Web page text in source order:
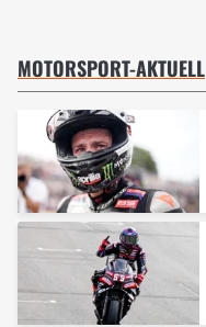
MOTORSPORT-AKTUELL